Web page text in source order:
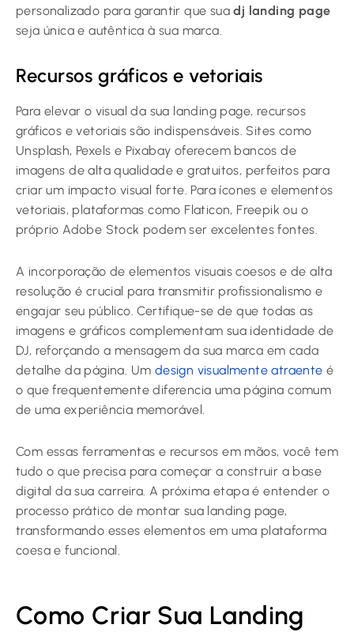
personalizado para garantir que suadj landing page
seja única e autêntica à sua marca.
Recursos gráficos e vetoriais
Para elevar o visual da sua landing page, recursos
gráficos e vetoriais são indispensáveis. Sites como
Unsplash, Pexels e Pixabay oferecem bancos de
imagens de alta qualidade e gratuitos, perfeitos para
criar um impacto visual forte. Para ícones e elementos
vetoriais, plataformas como Flaticon, Freepik ou o
próprio Adobe Stock podem ser excelentes fontes.
A incorporação de elementos visuais coesos e de alta
resolução é crucial para transmitir profissionalismo e
engajar seu público. Certifique-se de que todas as
imagens e gráficos complementam sua identidade de
DJ, reforçando a mensagem da sua marca em cada
detalhe da página. Um design visualmente atraente é
o que frequentemente diferencia uma página comum
de uma experiência memorável.
Com essas ferramentas e recursos em mãos, você tem
tudo o que precisa para começar a construir a base
digital da sua carreira. A próxima etapa é entender o
processo prático de montar sua landing page,
transformando esses elementos em uma plataforma
coesa e funcional.
Como Criar Sua Landing